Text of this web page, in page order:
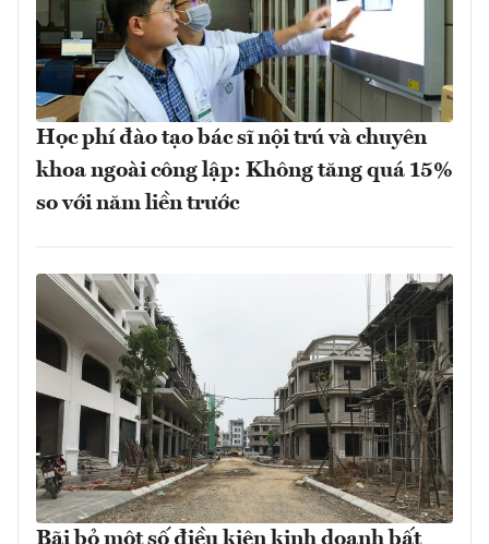
Học phí đào tạo bác sĩ nội trú và chuyên
khoa ngoài công lập: Không tăng quá 15%
so với năm liền trước